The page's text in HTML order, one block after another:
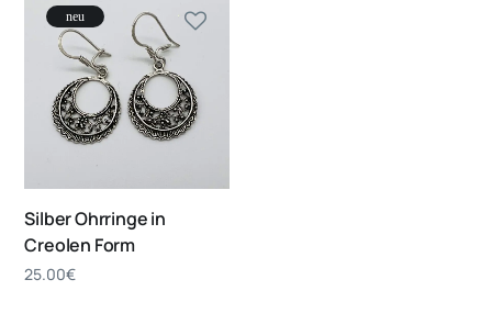
neu
Silber Ohrringe in
Creolen Form
25.00€